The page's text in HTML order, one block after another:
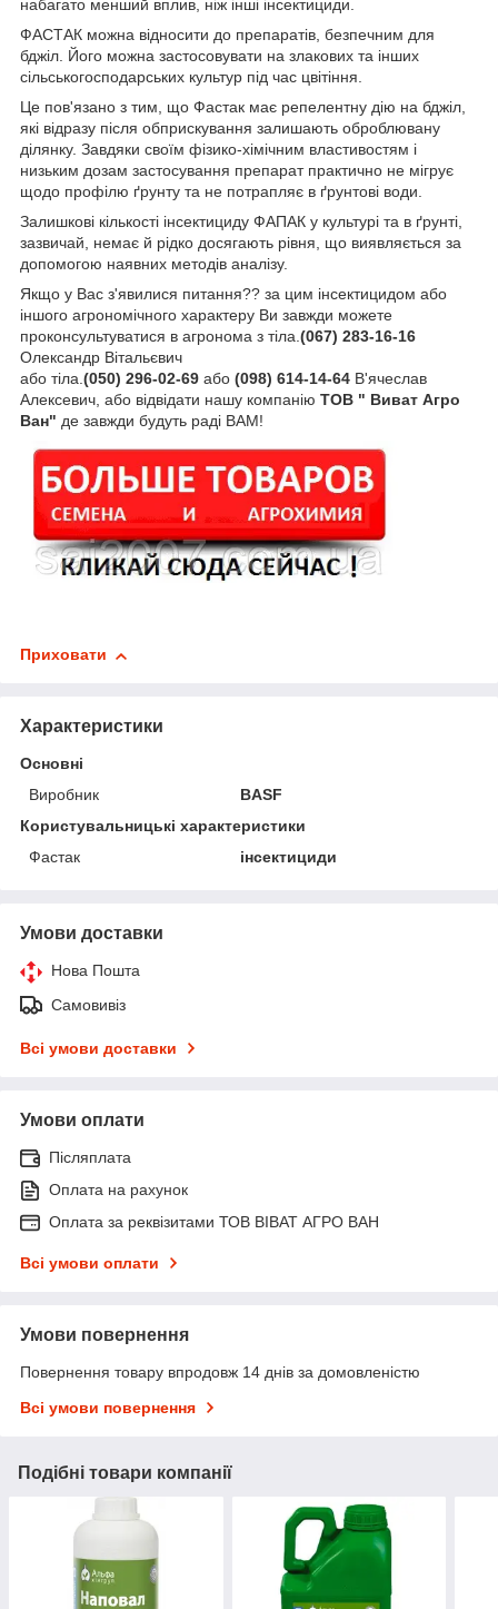
набагато менший вплив, ніж інші інсектициди.
ФАСТАК можна відносити до препаратів, безпечним для
бджіл. Його можна застосовувати на злакових та інших
сільськогосподарських культур під час цвітіння.
Це пов'язано з тим, що Фастак має репелентну дію на бджіл,
які відразу після обприскування залишають оброблювану
ділянку. Завдяки своїм фізико-хімічним властивостям і
низьким дозам застосування препарат практично не мігрує
щодо профілю ґрунту та не потрапляє в ґрунтові води.
Залишкові кількості інсектициду ФАПАК у культурі та в ґрунті,
зазвичай, немає й рідко досягають рівня, що виявляється за
допомогою наявних методів аналізу.
Якщо у Вас з'явилися питання?? за цим інсектицидом або
іншого агрономічного характеру Ви завжди можете
проконсультуватися в агронома з тіла. (067) 283-16-16
Олександр Вітальєвич
або тіла. (050) 296-02-69 або (098) 614-14-64 В'ячеслав
Алексевич, або відвідати нашу компанію ТОВ " Виват Агро
Ван" де завжди будуть раді ВАМ!
Приховати
Характеристики
Основні
Виробник
BASF
Користувальницькі характеристики
Фастак
інсектициди
Умови доставки
Нова Пошта
Самовивіз
Всі умови доставки
Умови оплати
Післяплата
Оплата на рахунок
Оплата за реквізитами ТОВ ВІВАТ АГРО ВАН
Всі умови оплати
Умови повернення
Повернення товару впродовж 14 днів за домовленістю
Всі умови повернення
Подібні товари компанії